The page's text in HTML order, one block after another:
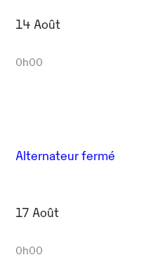
14 Août
0h00
Alternateur fermé
17 Août
0h00